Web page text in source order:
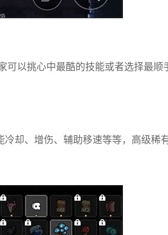
以挑心中最酷的技能或者选择最顺
却、增伤、辅助移速等等，高级稀